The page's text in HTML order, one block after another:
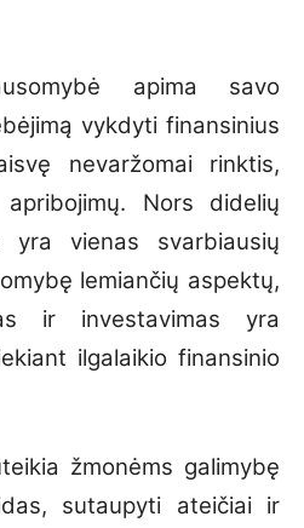
apima savo
vykdyti finansinius
nevaržomai rinktis,
Nors didelių
yra vienas svarbiausių
lemiančių aspektų,
ir investavimas yra
ilgalaikio finansinio
žmonėms galimybę
sutaupyti ateičiai ir